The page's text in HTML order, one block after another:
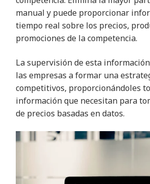
manual y puede proporcionar
tiempo real sobre los precios,
promociones de la competencia.
La supervisión de esta
las empresas a formar una
competitivos, proporcionándoles
información que necesitan para
de precios basadas en datos.